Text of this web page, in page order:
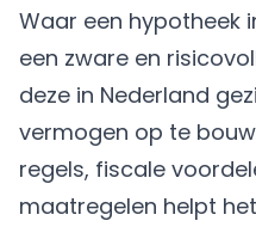
Waar een hypotheek
een zware en
deze in Nederland
vermogen op te
regels, fiscale
maatregelen helpt